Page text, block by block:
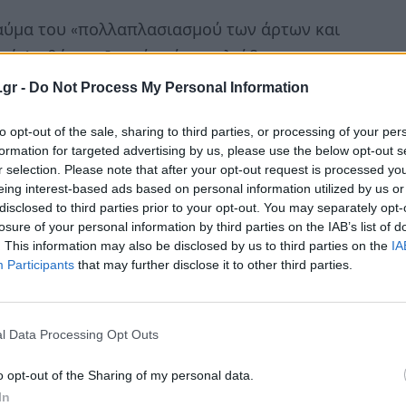
- Do Not Process My Personal Information
opt-out of the sale, sharing to third parties, or processing of your
for targeted advertising by us, please use the below opt-out
selection. Please note that after your opt-out request is processed
interest-based ads based on personal information utilized by us
to third parties prior to your opt-out. You may separately
of your personal information by third parties on the IAB’s list of
This information may also be disclosed by us to third parties on the
Participants that may further disclose it to other third parties.
Data Processing Opt Outs
opt-out of the Sharing of my personal data.
του «πολλαπλασιασμού των άρτων και
ο Ιησούς τάισε χιλιάδες
εδώ το «θαύμα» πραγματοποιείται
να κάνει τον γύρο των social media και
τη δημιουργικότητα και το
από τα πιο αστεία και ταυτόχρονα
world RPG τα τελευταία χρόνια.
τα σύγχρονα παιχνίδια τόσο
παίκτες να δημιουργούν τις δικές τους
Από επικές μάχες και σκοτεινές